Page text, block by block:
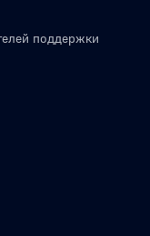
поддержки